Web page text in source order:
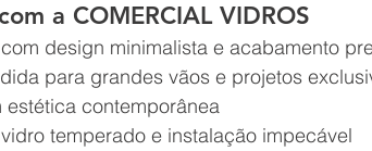
a COMERCIAL VIDROS
design minimalista e acabamento
para grandes vãos e projetos
contemporânea
temperado e instalação impecável